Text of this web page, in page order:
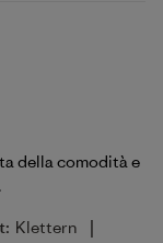
della comodità e
Klettern |